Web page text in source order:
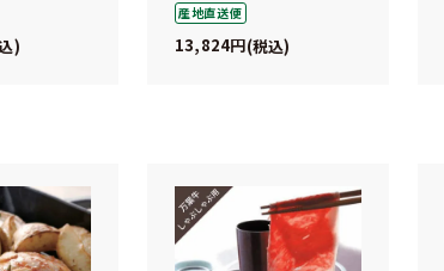
産地直送便
13,824 税込